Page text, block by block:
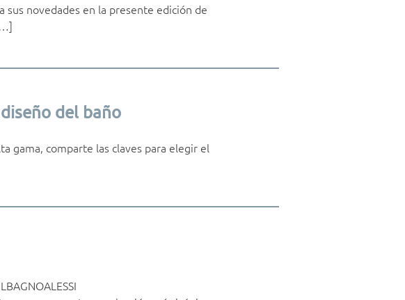
sus novedades en la presente edición de
del baño
gama, comparte las claves para elegir el